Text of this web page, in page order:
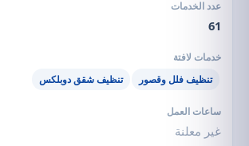
61
تنظيف فلل وقصور تنظيف شقق دوبلكس
غير معلنة